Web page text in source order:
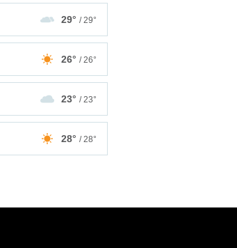
29° / 29°
26° / 26°
23° / 23°
28° / 28°